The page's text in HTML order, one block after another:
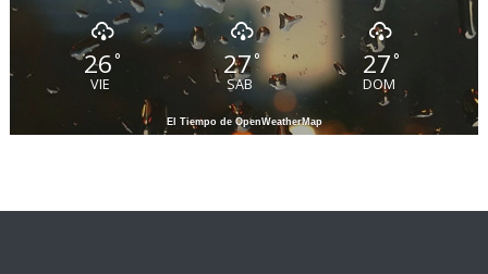
26°
VIE
27 °
SAB
27°
DOM
El Tiempo de OpenWeatherMap